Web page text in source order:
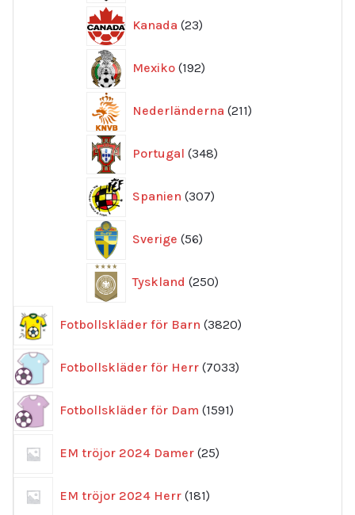
Kanada 23
produkter
Mexiko 192
produkter
Nederländerna 211
produkter
Portugal 348
produkter
Spanien 307
produkter
Sverige 56
produkter
Tyskland 250
produkter
Fotbollskläder för Barn 3820
produkter
Fotbollskläder för Herr 7033
produkter
Fotbollskläder för Dam 1591
produkter
EM tröjor 2024 Damer 25
produkter
EM tröjor 2024 Herr 181
produkter